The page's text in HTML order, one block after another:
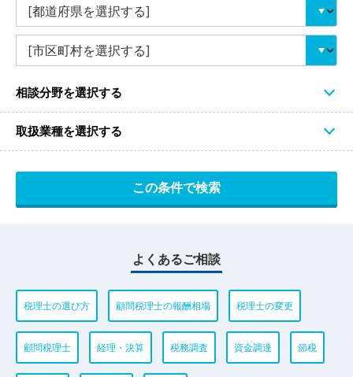
相談分野を選択する
取扱業種を選択する
よくあるご相談
税理士の選び方 顧問税理士の報酬相場 税理士の変更
顧問税理士 経理・決算 税務調査 資金調達 節税